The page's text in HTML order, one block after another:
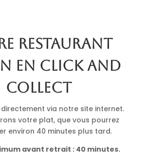
restaurant
en click and
collect
via notre site internet.
votre plat, que vous pourrez
environ 40 minutes plus tard.
avant retrait : 40 minutes.